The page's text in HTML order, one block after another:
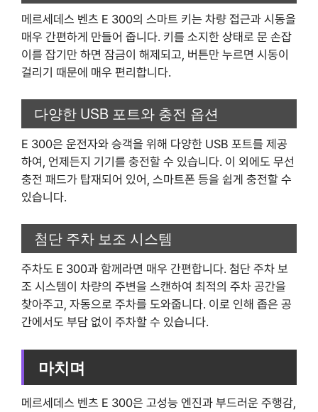
메르세데스 벤츠 E 300의 스마트 키는 차량 접근과 시동을
매우 간편하게 만들어 줍니다. 키를 소지한 상태로 문 손잡
이를 잡기만 하면 잠금이 해제되고, 버튼만 누르면 시동이
걸리기 때문에 매우 편리합니다.
다양한 USB 포트와 충전 옵션
E 300은 운전자와 승객을 위해 다양한 USB 포트를 제공
하여, 언제든지 기기를 충전할 수 있습니다. 이 외에도 무선
충전 패드가 탑재되어 있어, 스마트폰 등을 쉽게 충전할 수
있습니다.
첨단 주차 보조 시스템
주차도 E 300과 함께라면 매우 간편합니다. 첨단 주차 보
조 시스템이 차량의 주변을 스캔하여 최적의 주차 공간을
찾아주고, 자동으로 주차를 도와줍니다. 이로 인해 좁은 공
간에서도 부담 없이 주차할 수 있습니다.
마치며
메르세데스 벤츠 E 300은 고성능 엔진과 부드러운 주행감,